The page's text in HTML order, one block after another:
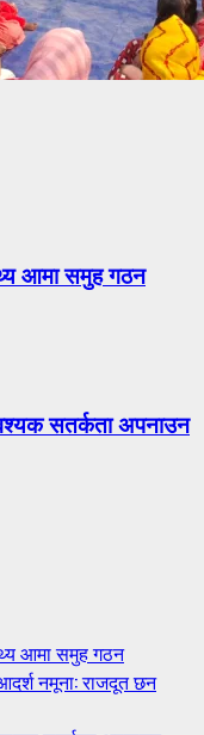
आमा समुह गठन
सतर्कता अपनाउन
आमा समुह गठन
नमूना: राजदूत छन